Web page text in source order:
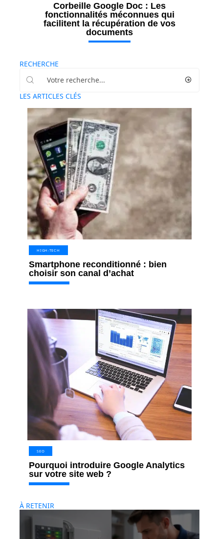
Corbeille Google Doc : Les
fonctionnalités méconnues qui
facilitent la récupération de vos
documents
RECHERCHE
LES ARTICLES CLÉS
HIGH-TECH
Smartphone reconditionné : bien
choisir son canal d’achat
SEO
Pourquoi introduire Google Analytics
sur votre site web ?
À RETENIR